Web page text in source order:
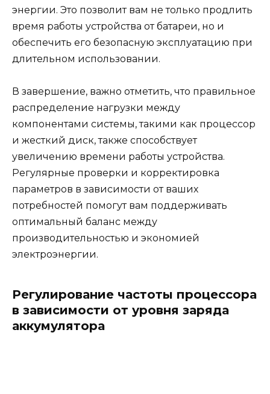
энергии. Это позволит вам не только продлить
время работы устройства от батареи, но и
обеспечить его безопасную эксплуатацию при
длительном использовании.
В завершение, важно отметить, что правильное
распределение нагрузки между
компонентами системы, такими как процессор
и жесткий диск, также способствует
увеличению времени работы устройства.
Регулярные проверки и корректировка
параметров в зависимости от ваших
потребностей помогут вам поддерживать
оптимальный баланс между
производительностью и экономией
электроэнергии.
Регулирование частоты процессора
в зависимости от уровня заряда
аккумулятора